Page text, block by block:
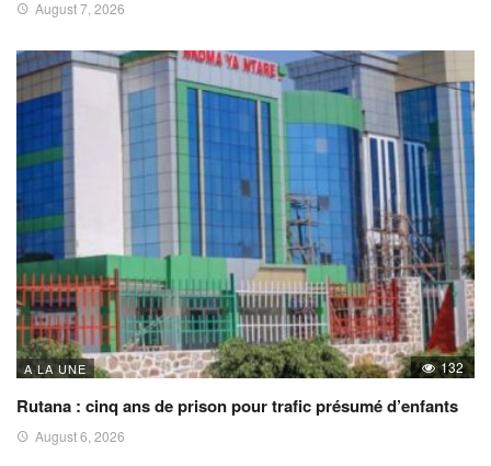
August 7, 2026
A LA UNE 132
Rutana : cinq ans de prison pour trafic présumé d’enfants
August 6, 2026